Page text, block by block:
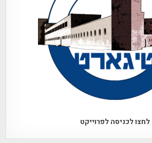
לחצו לכניסה לפרוייקט